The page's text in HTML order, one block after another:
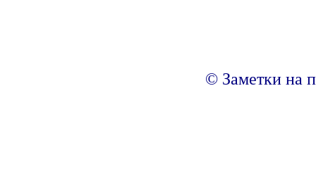
© Заметки на